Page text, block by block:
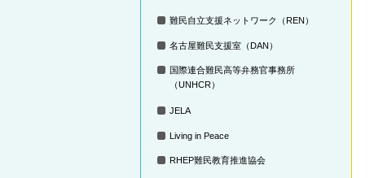
難民自立支援ネットワーク（REN）
名古屋難民支援室（DAN）
国際連合難民高等弁務官事務所
（UNHCR）
JELA
Living in Peace
RHEP難民教育推進協会